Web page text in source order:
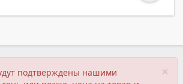
×
подтверждены нашими